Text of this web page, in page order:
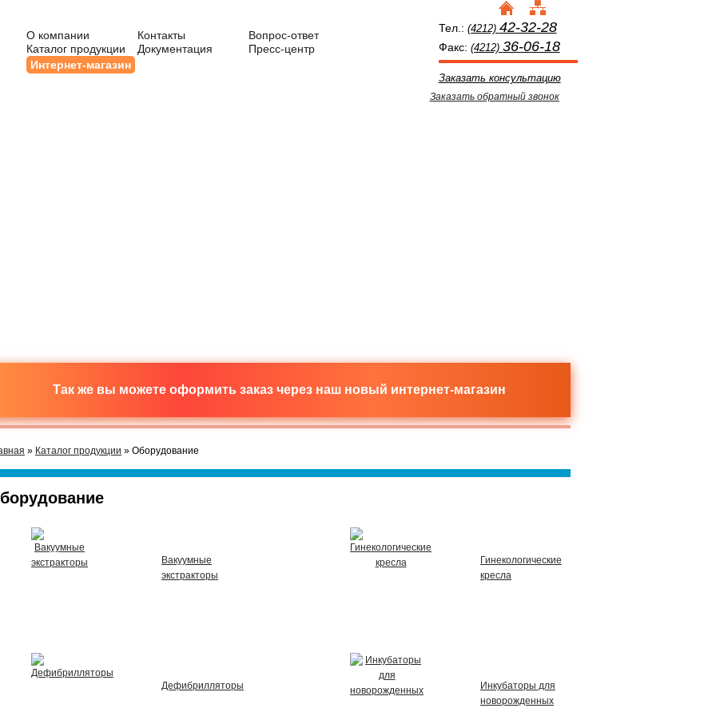
О компании Контакты
Вопрос-ответ
Каталог продукции
Документация
Пресс-центр
Интернет-магазин
Тел.: (4212) 42-32-28
Факс: (4212) 36-06-18
Заказать консультацию
Заказать обратный звонок
Так же вы можете оформить заказ через наш новый интернет-магазин
» Каталог продукции » Оборудование
Вакуумные
экстракторы
Гинекологические
кресла
Дефибрилляторы
Инкубаторы для
новорожденных